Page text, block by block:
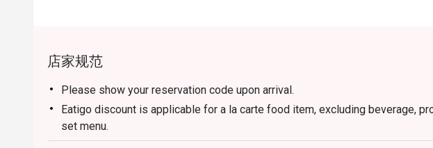
店家规范
Please show your reservation code upon arrival.
Eatigo discount is applicable for a la carte food item, excluding beverage,
set menu.